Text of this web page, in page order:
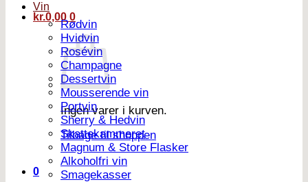
kr.0,00 0
Ingen varer i kurven.
Tilbage til shoppen
0
Vin
Rødvin
Hvidvin
Rosévin
Champagne
Dessertvin
Mousserende vin
Portvin
Sherry & Hedvin
Skattekammeret
Magnum & Store Flasker
Alkoholfri vin
Smagekasser